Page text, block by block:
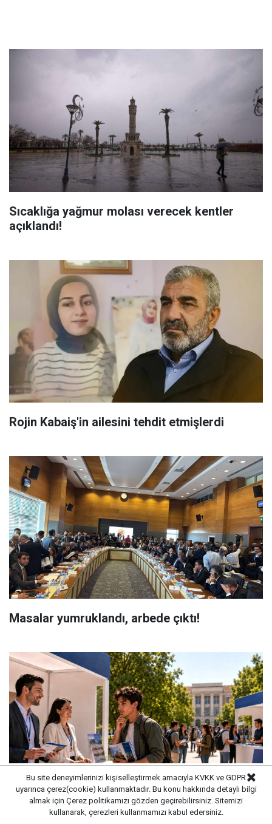
Sıcaklığa yağmur molası verecek kentler
açıklandı!
Rojin Kabaiş'in ailesini tehdit etmişlerdi
Masalar yumruklandı, arbede çıktı!
Üniversite tercihi mi, üniversite pazarı mı?
Bu site deneyimlerinizi kişiselleştirmek amacıyla KVKK ve GDPR
uyarınca çerez(cookie) kullanmaktadır. Bu konu hakkında detaylı bilgi
almak için Çerez politikamızı gözden geçirebilirsiniz. Sitemizi
kullanarak, çerezleri kullanmamızı kabul edersiniz.